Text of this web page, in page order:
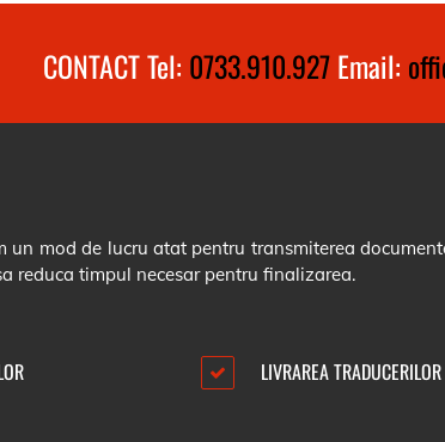
CONTACT Tel: 0733.910.927Email:
un mod de lucru atat pentru transmiterea
reduca timpul necesar pentru finalizarea.
LIVRAREA TRADUCERILOR